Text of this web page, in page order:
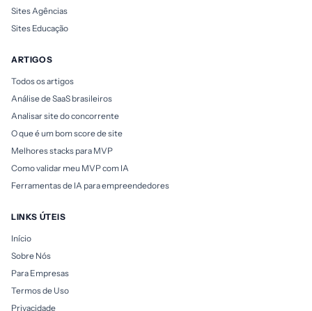
Sites Agências
Sites Educação
ARTIGOS
Todos os artigos
Análise de SaaS brasileiros
Analisar site do concorrente
O que é um bom score de site
Melhores stacks para MVP
Como validar meu MVP com IA
Ferramentas de IA para empreendedores
LINKS ÚTEIS
Início
Sobre Nós
Para Empresas
Termos de Uso
Privacidade